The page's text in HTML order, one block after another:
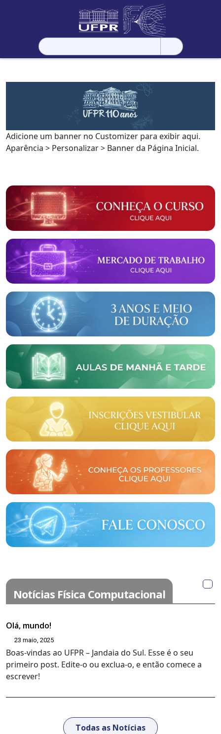
Pesquisar
por:
Adicione um banner no Customizer para exibir aqui.
Aparência > Personalizar > Banner da Página Inicial.
Notícias Física Computacional
Olá, mundo!
23 maio, 2025
Boas-vindas ao UFPR – Jandaia do Sul. Esse é o seu
primeiro post. Edite-o ou exclua-o, e então comece a
escrever!
Todas as Notícias